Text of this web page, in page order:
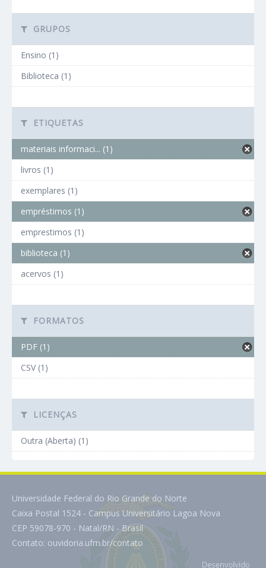
GRUPOS
Ensino (1)
Biblioteca (1)
ETIQUETAS
materiais informaci... (1)
livros (1)
exemplares (1)
empréstimos (1)
emprestimos (1)
biblioteca (1)
acervos (1)
FORMATOS
PDF (1)
CSV (1)
LICENÇAS
Outra (Aberta) (1)
Universidade Federal do Rio Grande do Norte
Caixa Postal 1524 - Campus Universitário Lagoa Nova
CEP 59078-970 - Natal/RN - Brasil
Contato: ouvidoria.ufrn.br/contato